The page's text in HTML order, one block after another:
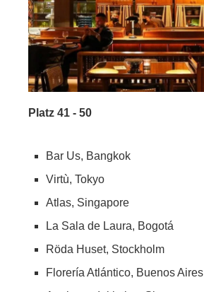
Platz 41 - 50
Bar Us, Bangkok
Virtù, Tokyo
Atlas, Singapore
La Sala de Laura, Bogotá
Röda Huset, Stockholm
Florería Atlántico, Buenos Aires